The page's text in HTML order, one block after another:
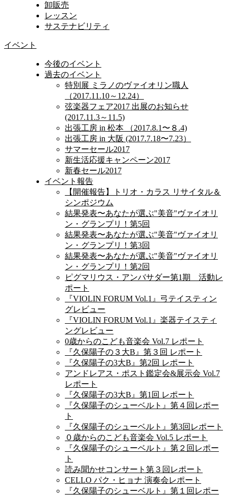
卸販売
レッスン
サステナビリティ
イベント
今後のイベント
過去のイベント
特別展 ミラノのヴァイオリン職人
（2017.11.10～12.24）
弦楽器フェア2017 出展のお知らせ
(2017.11.3～11.5)
出張工房 in 松本 （2017.8.1〜８.4)
出張工房 in 大阪 (2017.7.18〜7.23）
サマーセール2017
新生活応援キャンペーン2017
新春セール2017
イベント報告
【開催報告】トリオ・カラス リサイタル＆
シンポジウム
結果発表〜あなたが選ぶ"美音"ヴァイオリ
ン・グランプリ！第5回
結果発表〜あなたが選ぶ"美音"ヴァイオリ
ン・グランプリ！第3回
結果発表〜あなたが選ぶ"美音"ヴァイオリ
ン・グランプリ！第2回
ピグマリウス・アンバサダー第1期 活動レ
ポート
『VIOLIN FORUM Vol.1』弓テイスティン
グレビュー
『VIOLIN FORUM Vol.1』楽器テイスティ
ングレビュー
0歳からのこども音楽会 Vol.7 レポート
『久保陽子の３大B』第３回 レポート
『久保陽子の3大B』第2回 レポート
アンドレアス・ポスト鑑定会&展示会 Vol.7
レポート
『久保陽子の3大B』第1回 レポート
『久保陽子のシューベルト』第４回レポー
ト
『久保陽子のシューベルト』第3回レポート
０歳からのこども音楽会 Vol.5 レポート
『久保陽子のシューベルト』第２回レポー
ト
読み聞かせコンサート第３回レポート
CELLO パク・ヒョナ 演奏会レポート
『久保陽子のシューベルト』第１回レポー